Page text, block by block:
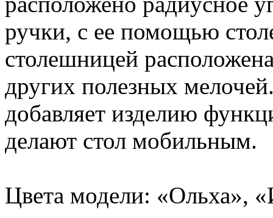
ручки, с ее помощью
столешницей
других полезных
добавляет изделию
делают стол мобильным.
Цвета модели: «Ольха»,